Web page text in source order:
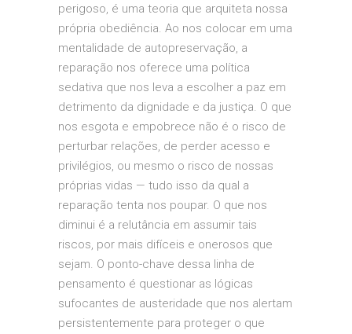
perigoso, é uma teoria que arquiteta nossa
própria obediência. Ao nos colocar em uma
mentalidade de autopreservação, a
reparação nos oferece uma política
sedativa que nos leva a escolher a paz em
detrimento da dignidade e da justiça. O que
nos esgota e empobrece não é o risco de
perturbar relações, de perder acesso e
privilégios, ou mesmo o risco de nossas
próprias vidas — tudo isso da qual a
reparação tenta nos poupar. O que nos
diminui é a relutância em assumir tais
riscos, por mais difíceis e onerosos que
sejam. O ponto-chave dessa linha de
pensamento é questionar as lógicas
sufocantes de austeridade que nos alertam
persistentemente para proteger o que